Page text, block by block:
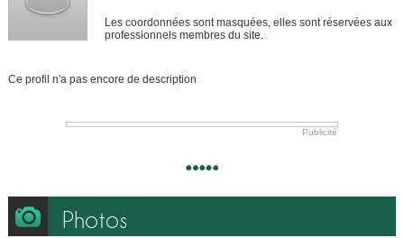
Les coordonnées sont masquées, elles sont réservées aux
professionnels membres du site.
Ce profil n'a pas encore de description
Publicité
Photos